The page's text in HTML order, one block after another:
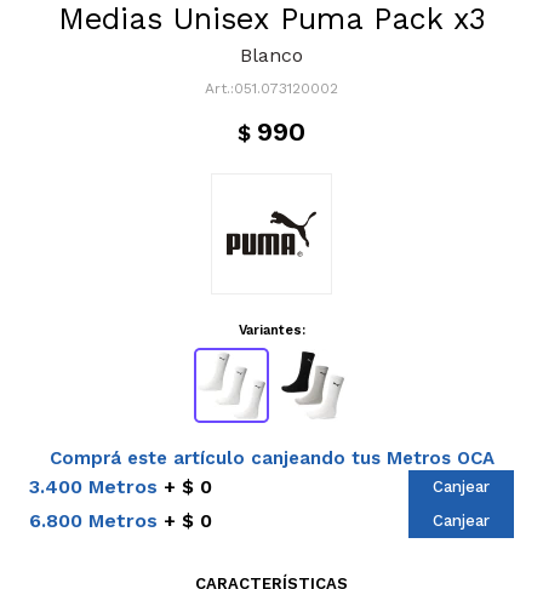
Medias Unisex Puma Pack x3
Blanco
051.073120002
$ 990
Variantes:
Comprá este artículo canjeando tus Metros OCA
3.400 Metros $ 0 Canjear
6.800 Metros $ 0 Canjear
CARACTERÍSTICAS